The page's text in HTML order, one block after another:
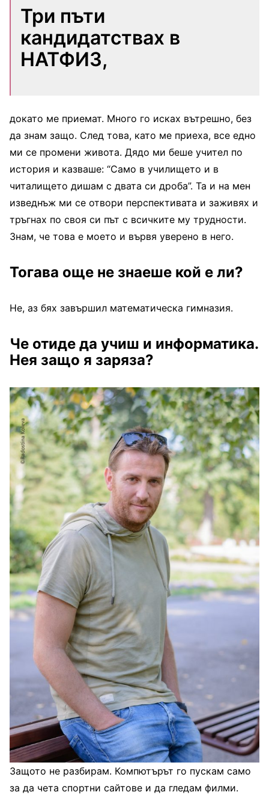
Три пъти
кандидатствах в
НАТФИЗ,
докато ме приемат. Много го исках вътрешно, без
да знам защо. След това, като ме приеха, все едно
ми се промени живота. Дядо ми беше учител по
история и казваше: “Само в училището и в
читалището дишам с двата си дроба”. Та и на мен
изведнъж ми се отвори перспективата и заживях и
тръгнах по своя си път с всичките му трудности.
Знам, че това е моето и вървя уверено в него.
Тогава още не знаеше кой е ли?
Не, аз бях завършил математическа гимназия.
Че отиде да учиш и информатика.
Нея защо я заряза?
Защото не разбирам. Компютърът го пускам само
за да чета спортни сайтове и да гледам филми.